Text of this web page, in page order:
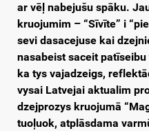
ar vēļ nabejušu spāku.
kruojumim – “Sīvīte” i
sevi dasacejuse kai
nasabeist saceit
ka tys vajadzeigs,
vysai Latvejai aktualim
dzejprozys kruojumā
tuoļuok, atplāsdama